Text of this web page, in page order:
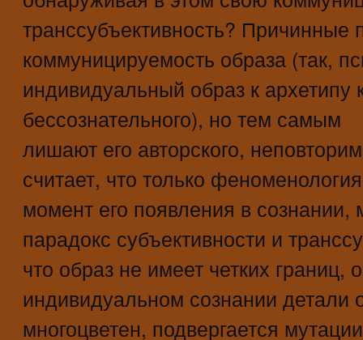
транссубъективность?
коммуницируемость образа (так,
индивидуальный образ к архетипу
бессознательного), но тем самым
лишают его авторского,
считает, что только
момент его появления в
парадокс субъективности и
что образ не имеет четких границ,
индивидуальном сознании детали
многоцветен, подвергается